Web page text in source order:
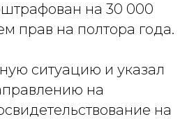
на 30 000
прав на полтора года.
ситуацию и указал
на
на